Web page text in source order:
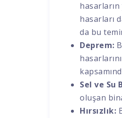
hasarların
hasarları
da bu
Deprem:
Sel ve Su
oluşan
Hırsızlık: